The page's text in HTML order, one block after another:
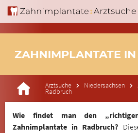
ZAHNIMPLANTATE
Arztsuche Niedersachsen
Radbruch
Wie findet man den
Zahnimplantate in Radbruch?